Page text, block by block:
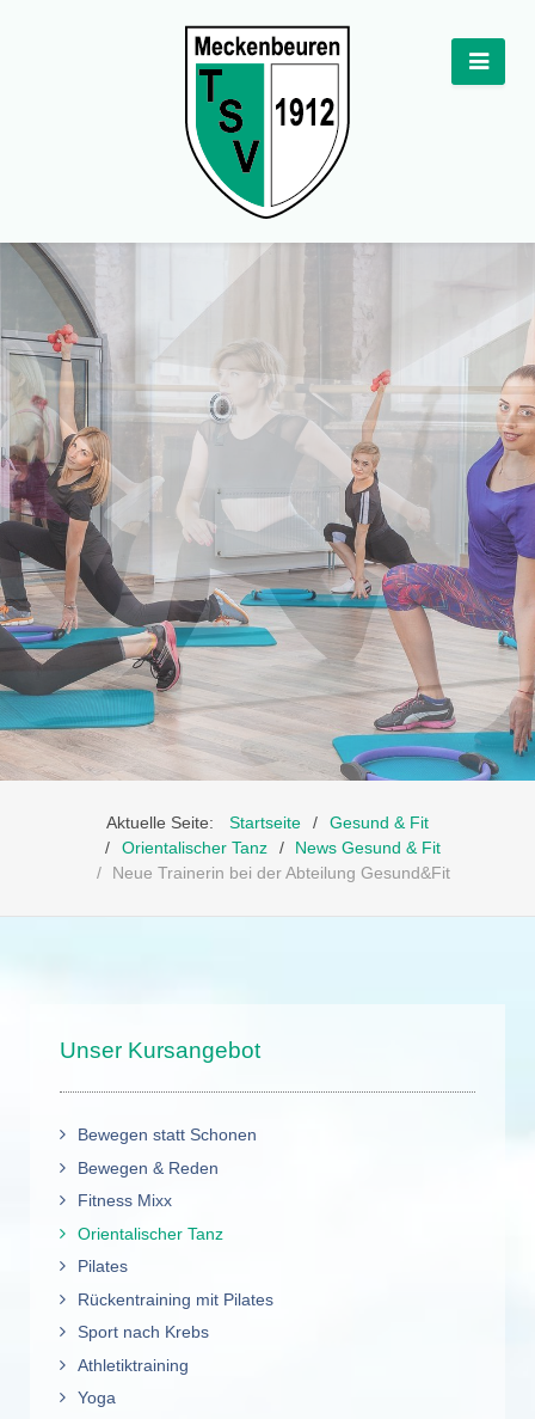
Aktuelle Seite: Startseite
Gesund & Fit
Orientalischer Tanz
News Gesund & Fit
Neue Trainerin bei der Abteilung Gesund&Fit
Unser Kursangebot
Bewegen statt Schonen
Bewegen & Reden
Fitness Mixx
Orientalischer Tanz
Pilates
Rückentraining mit Pilates
Sport nach Krebs
Athletiktraining
Yoga